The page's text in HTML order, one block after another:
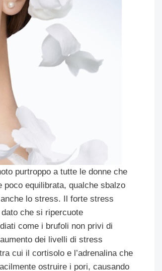
purtroppo a tutte le donne che
poco equilibrata, qualche sbalzo
lo stress. Il forte stress
che si ripercuote
come i brufoli non privi di
dei livelli di stress
cui il cortisolo e l’adrenalina che
ostruire i pori, causando